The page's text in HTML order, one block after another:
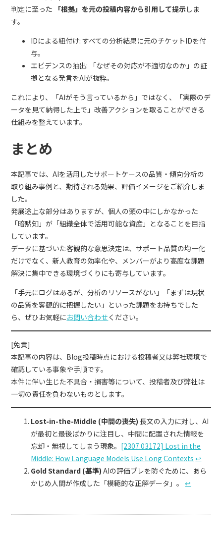
判定に至った
「根拠」を元の投稿内容から引用して提示しま
す。
IDによる紐付け: すべての分析結果に元のチケットIDを付
与。
エビデンスの抽出: 「なぜその対応が不適切なのか」の証
拠となる発言をAIが抜粋。
これにより、「AIがそう言っているから」ではなく、「実際のデ
ータを見て納得した上で」改善アクションを取ることができる
仕組みを整えています。
まとめ
本記事では、AIを活用したサポートケースの品質・傾向分析の
取り組み事例と、期待される効果、評価イメージをご紹介しま
した。
発展途上な部分はありますが、個人の頭の中にしかなかった
「暗黙知」が「組織全体で活用可能な資産」となることを目指
しています。
データに基づいた客観的な意思決定は、サポート品質の均一化
だけでなく、新人教育の効率化や、メンバーがより高度な課題
解決に集中できる環境づくりにも寄与しています。
「手元にログはあるが、分析のリソースがない」「まずは現状
の品質を客観的に把握したい」といった課題をお持ちでした
ら、ぜひお気軽にお問い合わせ ください。
[免責]
本記事の内容は、Blog投稿時点における投稿者又は弊社環境で
確認している事象や手順です。
本件に伴い生じた不具合・損害等について、投稿者及び弊社は
一切の責任を負わないものとします。
Lost-in-the-Middle (中間の喪失) 長文の入力に対し、AI
が最初と最後ばかりに注目し、中間に配置された情報を
忘却・無視してしまう現象。 [2307.03172] Lost in the
Middle: How Language Models Use Long Contexts ↩︎
Gold Standard (基準) AIの評価ブレを防ぐために、あら
かじめ人間が作成した「模範的な正解データ」。↩︎